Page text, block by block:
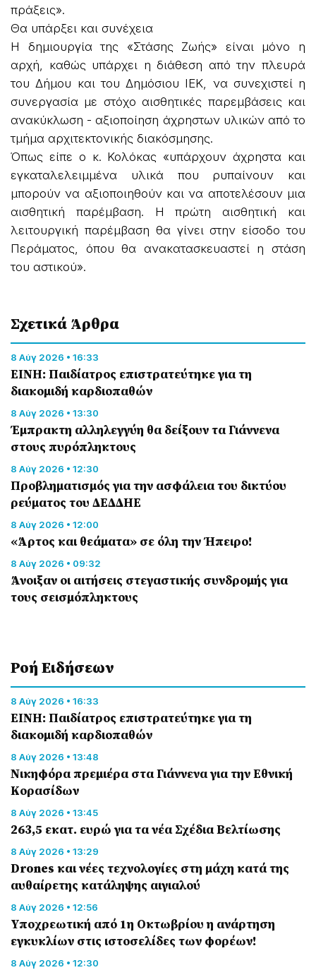
πράξεις».
Θα υπάρξει και συνέχεια
Η δημιουργία της «Στάσης Ζωής» είναι μόνο η
αρχή, καθώς υπάρχει η διάθεση από την πλευρά
του Δήμου και του Δημόσιου ΙΕΚ, να συνεχιστεί η
συνεργασία με στόχο αισθητικές παρεμβάσεις και
ανακύκλωση - αξιοποίηση άχρηστων υλικών από το
τμήμα αρχιτεκτονικής διακόσμησης.
Όπως είπε ο κ. Κολόκας «υπάρχουν άχρηστα και
εγκαταλελειμμένα υλικά που ρυπαίνουν και
μπορούν να αξιοποιηθούν και να αποτελέσουν μια
αισθητική παρέμβαση. Η πρώτη αισθητική και
λειτουργική παρέμβαση θα γίνει στην είσοδο του
Περάματος, όπου θα ανακατασκευαστεί η στάση
του αστικού».
Σχετικά Άρθρα
8 Αύγ 2026 • 16:33
ΕΙΝΗ: Παιδίατρος επιστρατεύτηκε για τη
διακομιδή καρδιοπαθών
8 Αύγ 2026 • 13:30
Έμπρακτη αλληλεγγύη θα δείξουν τα Γιάννενα
στους πυρόπληκτους
8 Αύγ 2026 • 12:30
Προβληματισμός για την ασφάλεια του δικτύου
ρεύματος του ΔΕΔΔΗΕ
8 Αύγ 2026 • 12:00
«Άρτος και θεάματα» σε όλη την Ήπειρο!
8 Αύγ 2026 • 09:32
Άνοιξαν οι αιτήσεις στεγαστικής συνδρομής για
τους σεισμόπληκτους
Ροή Eιδήσεων
8 Αύγ 2026 • 16:33
ΕΙΝΗ: Παιδίατρος επιστρατεύτηκε για τη
διακομιδή καρδιοπαθών
8 Αύγ 2026 • 13:48
Nικηφόρα πρεμιέρα στα Γιάννενα για την Εθνική
Κορασίδων
8 Αύγ 2026 • 13:45
263,5 εκατ. ευρώ για τα νέα Σχέδια Βελτίωσης
8 Αύγ 2026 • 13:29
Drones και νέες τεχνολογίες στη μάχη κατά της
αυθαίρετης κατάληψης αιγιαλού
8 Αύγ 2026 • 12:56
Υποχρεωτική από 1η Οκτωβρίου η ανάρτηση
εγκυκλίων στις ιστοσελίδες των φορέων!
8 Αύγ 2026 • 12:30